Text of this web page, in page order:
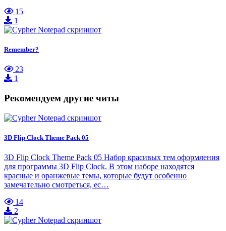
15
1
Remember?
23
1
Рекомендуем другие читы
3D Flip Clock Theme Pack 05
3D Flip Clock Theme Pack 05 Набор красивых тем оформления
для программы 3D Flip Clock. В этом наборе находятся
красные и оранжевые темы, которые будут особенно
замечательно смотреться, ес…
14
2